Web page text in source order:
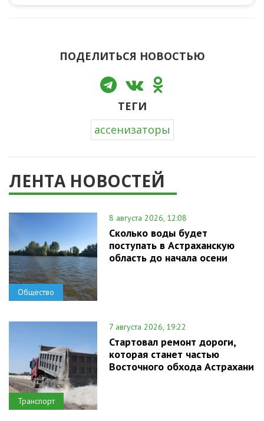
ПОДЕЛИТЬСЯ НОВОСТЬЮ
ТЕГИ
ассенизаторы
ЛЕНТА НОВОСТЕЙ
Общество
8 августа 2026, 12:08
Сколько воды будет
поступать в Астраханскую
область до начала осени
Транспорт
7 августа 2026, 19:22
Стартовал ремонт дороги,
которая станет частью
Восточного обхода Астрахани